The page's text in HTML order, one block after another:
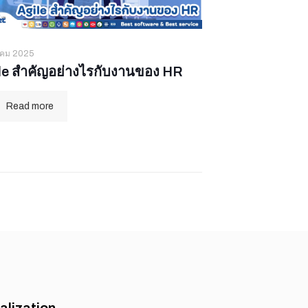
ม 2025
สำคัญอย่างไรกับงานของ HR
Read more